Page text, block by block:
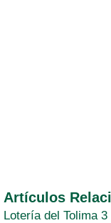
Artículos
Lotería del Tolima